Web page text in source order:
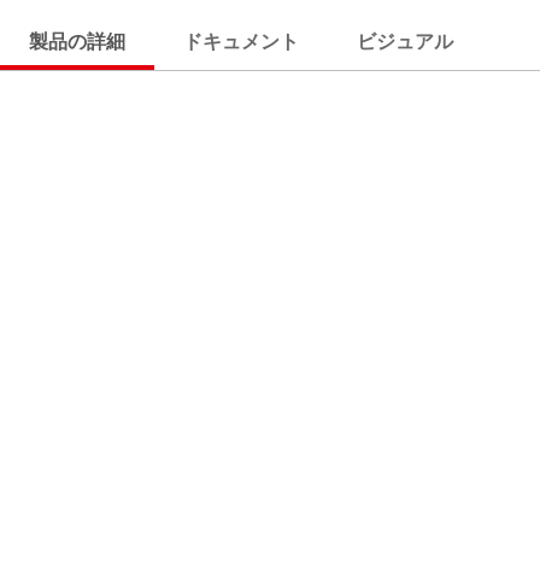
製品の詳細 ドキュメント ビジュアル